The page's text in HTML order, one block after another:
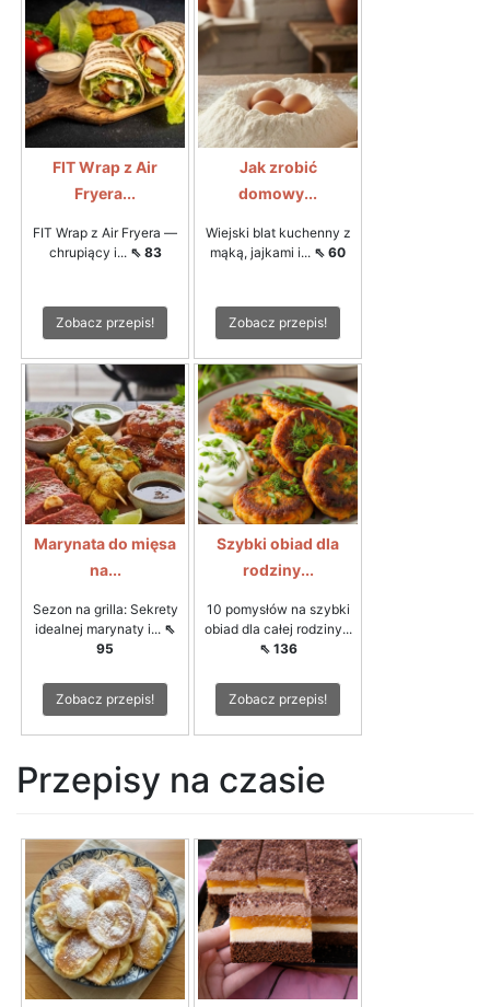
FIT Wrap z Air
Fryera...
FIT Wrap z Air Fryera —
chrupiący i... ⇖ 83
Zobacz przepis!
Jak zrobić
domowy...
Wiejski blat kuchenny z
mąką, jajkami i... ⇖ 60
Zobacz przepis!
Marynata do mięsa
na...
Sezon na grilla: Sekrety
idealnej marynaty i... ⇖
95
Zobacz przepis!
Szybki obiad dla
rodziny...
10 pomysłów na szybki
obiad dla całej rodziny...
⇖ 136
Zobacz przepis!
Przepisy na czasie